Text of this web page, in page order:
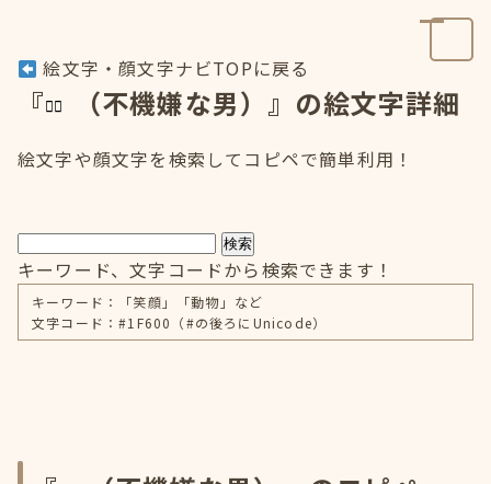
絵文字・顔文字ナビTOPに戻る
『 （不機嫌な男）』の絵文字詳細
絵文字や顔文字を検索してコピペで簡単利用！
検索
キーワード、文字コードから検索できます！
キーワード：「笑顔」「動物」など
文字コード：#1F600（#の後ろにUnicode）